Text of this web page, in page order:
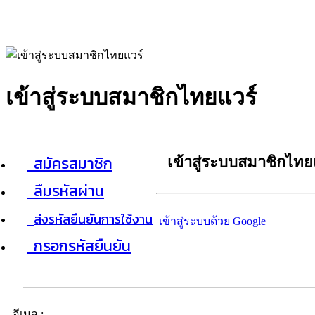
เข้าสู่ระบบสมาชิกไทยแวร์
สมัครสมาชิก
ลืมรหัสผ่าน
ส่งรหัสยืนยันการใช้งาน
กรอกรหัสยืนยัน
เข้าสู่ระบบสมาชิกไท
เข้าสู่ระบบด้วย Google